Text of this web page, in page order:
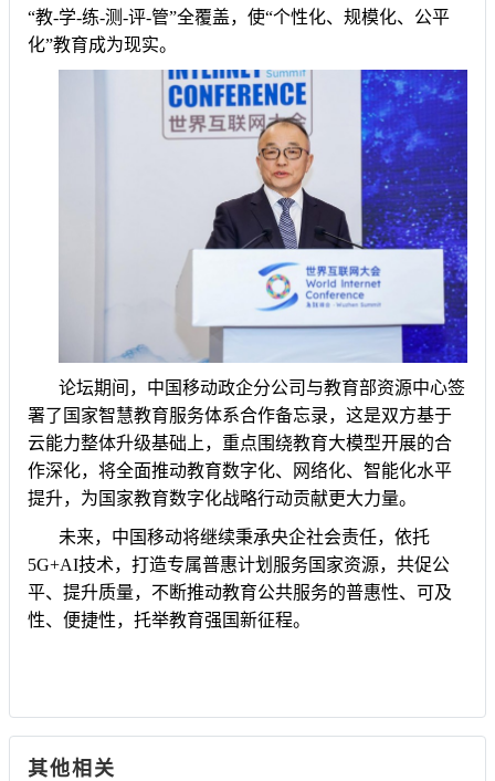
“教-学-练-测-评-管”全覆盖，使“个性化、规模化、公平
化”教育成为现实。
论坛期间，中国移动政企分公司与教育部资源中心签
署了国家智慧教育服务体系合作备忘录，这是双方基于
云能力整体升级基础上，重点围绕教育大模型开展的合
作深化，将全面推动教育数字化、网络化、智能化水平
提升，为国家教育数字化战略行动贡献更大力量。
未来，中国移动将继续秉承央企社会责任，依托
5G+AI技术，打造专属普惠计划服务国家资源，共促公
平、提升质量，不断推动教育公共服务的普惠性、可及
性、便捷性，托举教育强国新征程。
其他相关